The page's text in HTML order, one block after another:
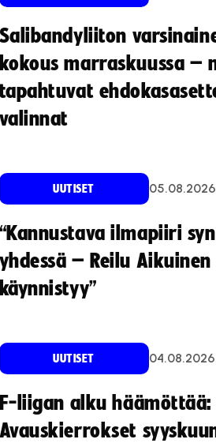
Salibandyliiton
kokous marraskuussa –
tapahtuvat
valinnat
UUTISET 05.08.2026
“Kannustava ilmapiiri
yhdessä – Reilu
käynnistyy”
UUTISET 04.08.2026
F-liigan alku häämöttää:
Avauskierrokset